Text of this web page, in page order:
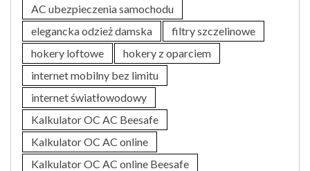
AC ubezpieczenia samochodu
elegancka odzież damska
filtry szczelinowe
hokery loftowe
hokery z oparciem
internet mobilny bez limitu
internet światłowodowy
Kalkulator OC AC Beesafe
Kalkulator OC AC online
Kalkulator OC AC online Beesafe